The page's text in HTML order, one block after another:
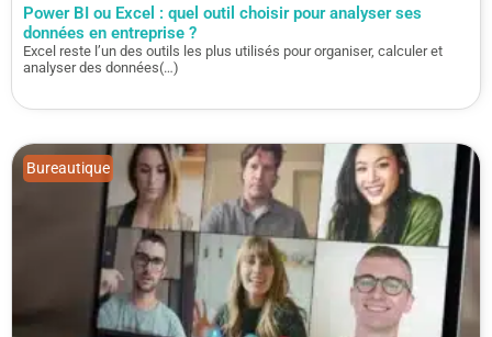
Power BI ou Excel : quel outil choisir pour analyser ses
données en entreprise ?
Excel reste l’un des outils les plus utilisés pour organiser, calculer et
analyser des données(…)
Bureautique